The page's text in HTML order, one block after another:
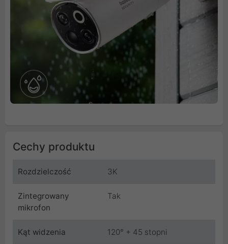
Cechy produktu
Rozdzielczość 3K
Zintegrowany
mikrofon
Tak
Kąt widzenia 120° + 45 stopni